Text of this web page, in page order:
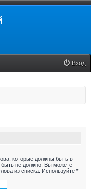
Вход
которые должны быть в
быть не должно. Вы можете
из списка. Используйте *